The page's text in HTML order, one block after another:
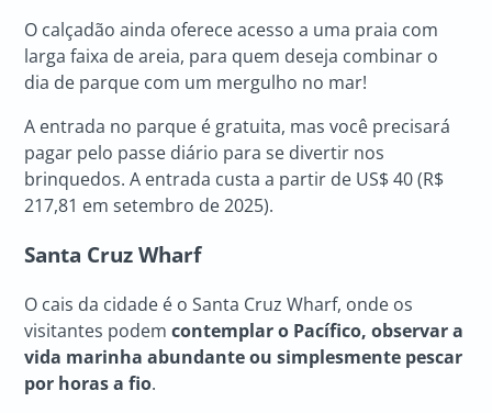
O calçadão ainda oferece acesso a uma praia com
larga faixa de areia, para quem deseja combinar o
dia de parque com um mergulho no mar!
A entrada no parque é gratuita, mas você precisará
pagar pelo passe diário para se divertir nos
brinquedos. A entrada custa a partir de US$ 40 (R$
217,81 em setembro de 2025).
Santa Cruz Wharf
O cais da cidade é o Santa Cruz Wharf, onde os
visitantes podemcontemplar o Pacífico, observar a
vida marinha abundante ou simplesmente pescar
por horas a fio.